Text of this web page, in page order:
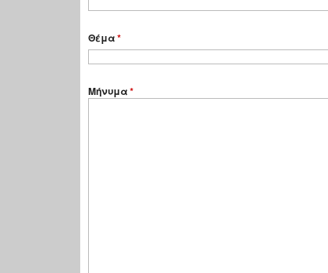
Θέμα*
Μήνυμα*